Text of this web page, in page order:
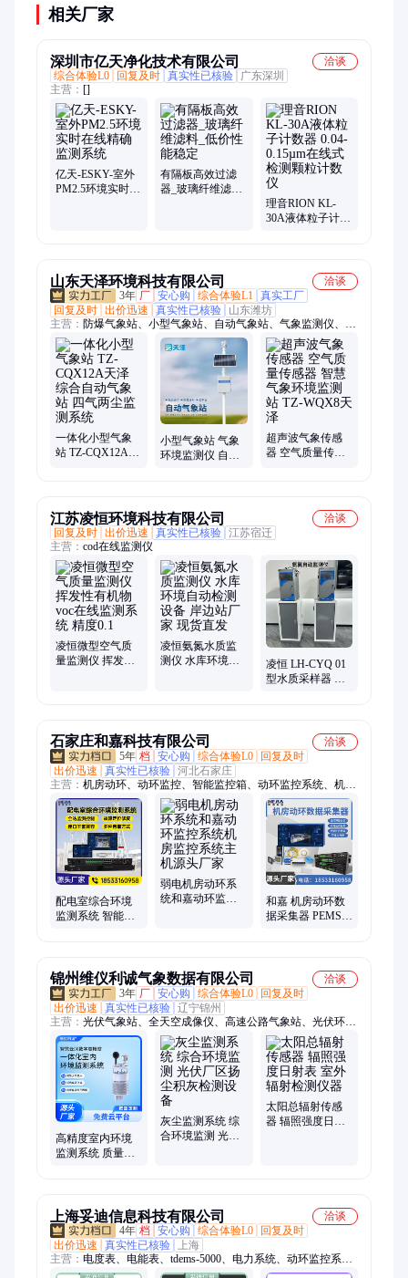
相关厂家
深圳市亿天净化技术有限公司
洽谈
综合体验L0
回复及时 真实性已核验
广东深圳
主营： []
亿天-ESKY-室外
PM2.5环境实时在
有隔板高效过滤
器_玻璃纤维滤料
理音RION KL-
30A液体粒子计数
山东天泽环境科技有限公司
洽谈
3年 厂 安心购 综合体验L1 真实工厂
回复及时 出价迅速 真实性已核验
山东潍坊
主营： 防爆气象站、小型气象站、自动气象站、气象监测仪、交
通能见度监测站、负氧离子监测站、空气质量监测站、水质在线
监测仪、水文监测站、GNSS位移监测站、土壤墒情监测站、水
质监测站、农业气象站、光伏气象站、便携式气象仪、气象传感
器、手持气象站、微型气象仪、校园气象站、虫情测报灯、孢子
捕捉仪、高标准农田设备、iv测试仪、EL检测仪、松材线虫检测
仪
一体化小型气象
站 TZ-CQX12A天
小型气象站 气象
环境监测仪 自动
超声波气象传感
器 空气质量传感
江苏凌恒环境科技有限公司
洽谈
回复及时 出价迅速 真实性已核验 江苏宿迁
主营： cod在线监测仪
凌恒微型空气质
量监测仪 挥发性
凌恒氨氮水质监
测仪 水库环境自
凌恒 LH-CYQ 01
型水质采样器 岸
石家庄和嘉科技有限公司
洽谈
5年 档 安心购 综合体验L0
回复及时
出价迅速
真实性已核验 河北石家庄
主营： 机房动环、动环监控、智能监控箱、动环监控系统、机房
动力环境监控系统、变电站智能辅控系统、机房动环监控系统、
机房环境监控系统、智能运维箱、智能抱杆箱、智能通信防护箱
配电室综合环境
监测系统 智能环
弱电机房动环系
统和嘉动环监控
和嘉 机房动环数
据采集器 PEMS-
锦州维仪利诚气象数据有限公司
洽谈
3年 厂 安心购 综合体验L0
回复及时
出价迅速
真实性已核验 辽宁锦州
主营： 光伏气象站、全天空成像仪、高速公路气象站、光伏环境
监测仪、灰尘监测系统、光伏组件灰尘监测、人工模拟降雨系
统、交通气象站、路面状况传感器、能见度传感器、农业气象
站、农田小气候观测站、校园气象站、自动气象站、便携式气象
站、小型气象站、微型气象站、内涝一体机、积水传感器、风蚀
气象站、风蚀圈、气象站、结冰传感器、总辐射A级表、一体化
气象站
高精度室内环境
监测系统 质量综
灰尘监测系统 综
合环境监测 光伏
太阳总辐射传感
器 辐照强度日射
上海妥迪信息科技有限公司
洽谈
4年 档 安心购 综合体验L0
回复及时
出价迅速
真实性已核验
上海
主营： 电度表、电能表、tdems-5000、电力系统、动环监控系